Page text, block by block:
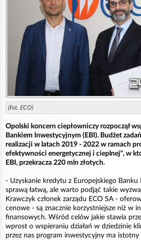
(Fot. ECO)
Opolski koncern ciepłowniczy rozpoczął
Bankiem Inwestycyjnym (EBI). Budżet
realizacji w latach 2019 - 2022 w ramach
efektywności energetycznej i cieplnej", w
EBI, przekracza 220 mln złotych.
- Uzyskanie kredytu z Europejskiego
sprawą łatwą, ale warto podjąć takie
Krawczyk członek zarządu ECO SA -
cenowe - są znacznie korzystniejsze niż w
finansowych. Wśród celów jakie stawia
wprost o wspieraniu działań w dziedzinie
przez nas program inwestycyjny ma